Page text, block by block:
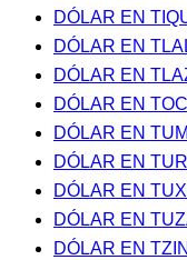
DÓLAR EN
DÓLAR EN
DÓLAR EN
DÓLAR EN
DÓLAR EN
DÓLAR EN
DÓLAR EN
DÓLAR EN
DÓLAR EN